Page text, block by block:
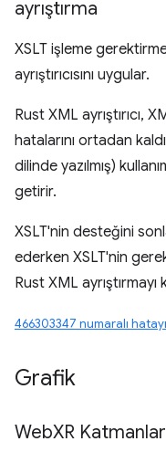
ayrıştırma
XSLT işleme
ayrıştırıcısını uygular.
Rust XML ayrıştırıcı,
hatalarını ortadan
dilinde yazılmış)
getirir.
XSLT'nin desteğini
ederken XSLT'nin
Rust XML
466303347 numaralı
Grafik
WebXR